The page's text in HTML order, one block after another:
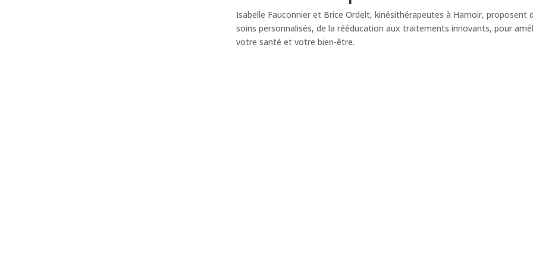
Isabelle Fauconnier et Brice Ordelt, kinésithérapeutes à Hamoir, proposent
soins personnalisés, de la rééducation aux traitements innovants, pour
votre santé et votre bien-être.